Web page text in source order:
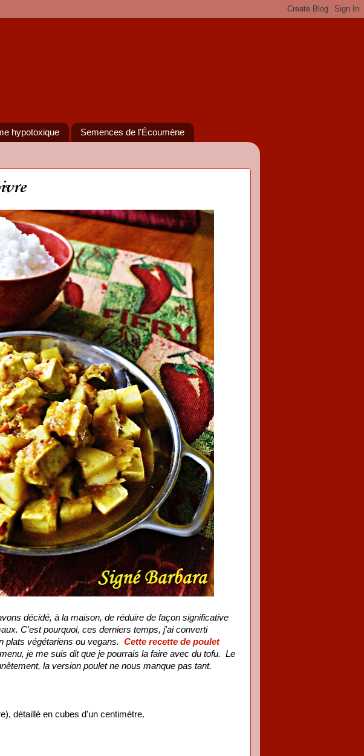
hypotoxique Semences de l'Écoumène
décidé, à la maison, de réduire de façon significative
C'est pourquoi, ces derniers temps, j'ai converti
plats végétariens ou vegans. Cette recette de poulet
je me suis dit que je pourrais la faire avec du tofu. Le
la version poulet ne nous manque pas tant.
détaillé en cubes d'un centimètre.